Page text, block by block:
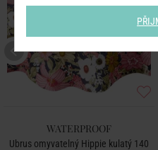
WATERPROOF
Ubrus omyvatelný Hippie kulatý 140